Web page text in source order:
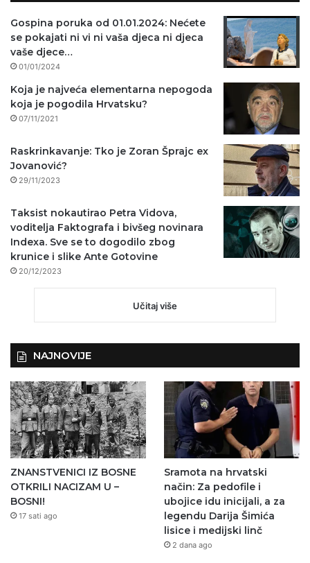
Gospina poruka od 01.01.2024: Nećete
se pokajati ni vi ni vaša djeca ni djeca
vaše djece…
01/01/2024
Koja je najveća elementarna nepogoda
koja je pogodila Hrvatsku?
07/11/2021
Raskrinkavanje: Tko je Zoran Šprajc ex
Jovanović?
29/11/2023
Taksist nokautirao Petra Vidova,
voditelja Faktografa i bivšeg novinara
Indexa. Sve se to dogodilo zbog
krunice i slike Ante Gotovine
20/12/2023
Učitaj više
NAJNOVIJE
ZNANSTVENICI IZ BOSNE
OTKRILI NACIZAM U –
BOSNI!
17 sati ago
Sramota na hrvatski
način: Za pedofile i
ubojice idu inicijali, a za
legendu Darija Šimića
lisice i medijski linč
2 dana ago